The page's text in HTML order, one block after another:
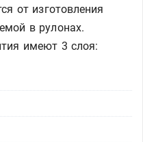
от изготовления
в рулонах.
имеют 3 слоя: